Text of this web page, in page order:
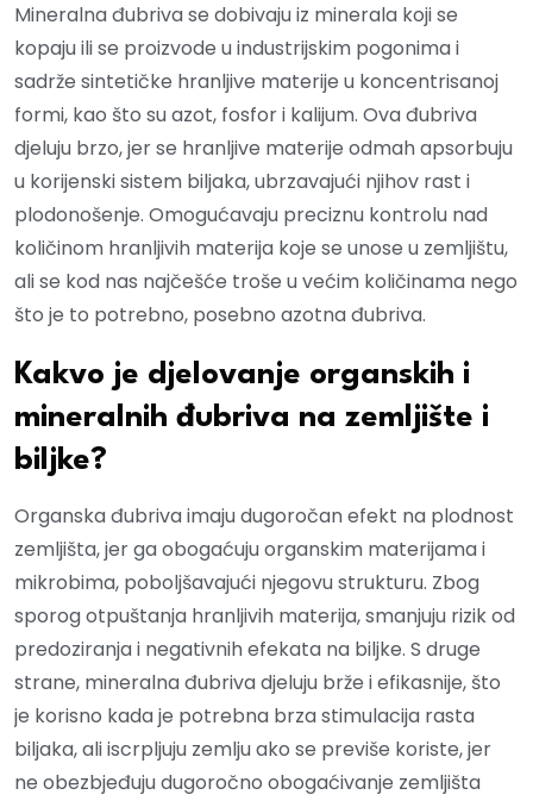
Mineralna đubriva se dobivaju iz minerala koji se
kopaju ili se proizvode u industrijskim pogonima i
sadrže sintetičke hranljive materije u koncentrisanoj
formi, kao što su azot, fosfor i kalijum. Ova đubriva
djeluju brzo, jer se hranljive materije odmah apsorbuju
u korijenski sistem biljaka, ubrzavajući njihov rast i
plodonošenje. Omogućavaju preciznu kontrolu nad
količinom hranljivih materija koje se unose u zemljištu,
ali se kod nas najčešće troše u većim količinama nego
što je to potrebno, posebno azotna đubriva.
Kakvo je djelovanje organskih i
mineralnih đubriva na zemljište i
biljke?
Organska đubriva imaju dugoročan efekt na plodnost
zemljišta, jer ga obogaćuju organskim materijama i
mikrobima, poboljšavajući njegovu strukturu. Zbog
sporog otpuštanja hranljivih materija, smanjuju rizik od
predoziranja i negativnih efekata na biljke. S druge
strane, mineralna đubriva djeluju brže i efikasnije, što
je korisno kada je potrebna brza stimulacija rasta
biljaka, ali iscrpljuju zemlju ako se previše koriste, jer
ne obezbjeđuju dugoročno obogaćivanje zemljišta